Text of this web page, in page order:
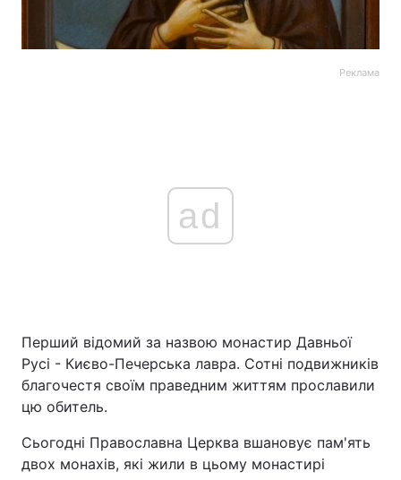
Реклама
ad
Перший відомий за назвою монастир Давньої
Русі - Києво-Печерська лавра. Сотні подвижників
благочестя своїм праведним життям прославили
цю обитель.
Сьогодні Православна Церква вшановує пам'ять
двох монахів, які жили в цьому монастирі